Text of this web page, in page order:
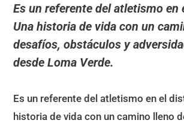
Es un referente del atletismo en
Una historia de vida con un
desafíos, obstáculos y
desde Loma Verde.
Es un referente del atletismo en el
historia de vida con un camino lleno